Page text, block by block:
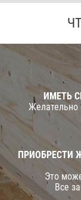
ИМЕТЬ
Желательно
ПРИОБРЕСТИ
Это
Все